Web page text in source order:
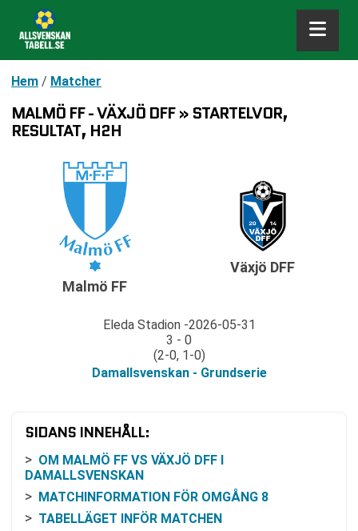
Hem / Matcher
MALMÖ FF - VÄXJÖ DFF » STARTELVOR,
RESULTAT, H2H
Malmö FF
Eleda Stadion 2026-05-31
3 - 0
(2-0, 1-0)
Damallsvenskan - Grundserie
Växjö DFF
SIDANS INNEHÅLL:
OM MALMÖ FF VS VÄXJÖ DFF I
DAMALLSVENSKAN
MATCHINFORMATION FÖR OMGÅNG 8
TABELLÄGET INFÖR MATCHEN